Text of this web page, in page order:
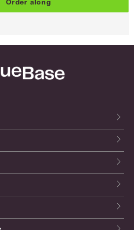
Order along